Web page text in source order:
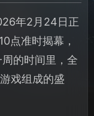
年2月24日正
点准时揭幕，
的时间里，全
戏组成的盛